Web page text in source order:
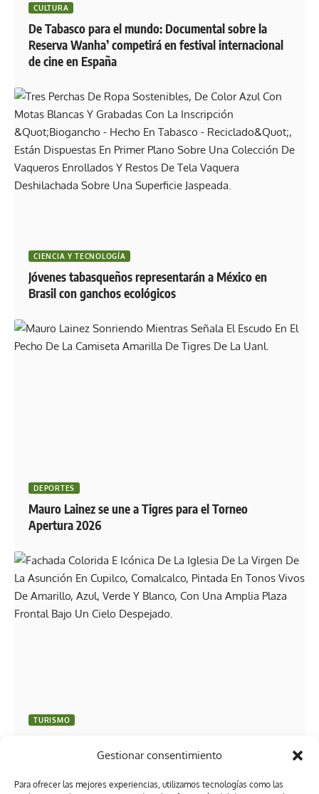
Gestionar consentimiento
Para ofrecer las mejores experiencias, utilizamos tecnologías como las
CULTURA
De Tabasco para el mundo: Documental sobre la
Reserva Wanha’ competirá en festival internacional
de cine en España
CIENCIA Y TECNOLOGÍA
Jóvenes tabasqueños representarán a México en
Brasil con ganchos ecológicos
DEPORTES
Mauro Lainez se une a Tigres para el Torneo
Apertura 2026
TURISMO
Tabasco en recibir el Distintivo Nacional de Calidad